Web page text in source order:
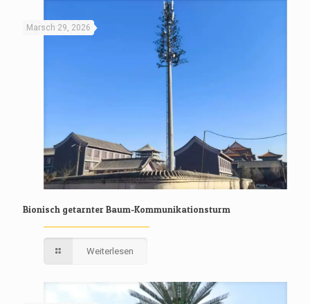
Marsch 29, 2026
Bionisch getarnter Baum-Kommunikationsturm
Weiterlesen